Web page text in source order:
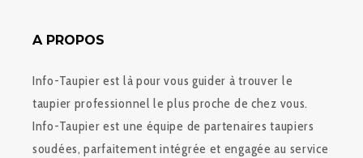
A PROPOS
Info-Taupier est là pour vous guider à trouver le
taupier professionnel le plus proche de chez vous.
Info-Taupier est une équipe de partenaires taupiers
soudées, parfaitement intégrée et engagée au service